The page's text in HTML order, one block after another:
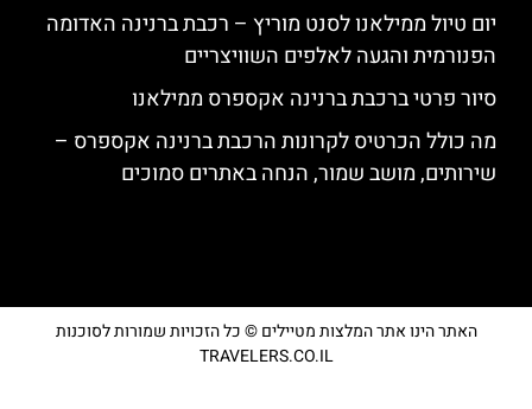
יום טיול ממילאנו לסנט מוריץ – רכבת ברנינה האדומה
הפנורמית והגעה לאלפים השוויצריים
סיור פרטי ברכבת ברנינה אקספרס ממילאנו
מה כולל הכרטיס לקרונות הרכבת ברנינה אקספרס –
שירותים, מושב שמור, הנחה באתרים סמוכים
האתר הינו אתר המלצות מטיילים © כל הזכויות שמורות לסוכנות
TRAVELERS.CO.IL